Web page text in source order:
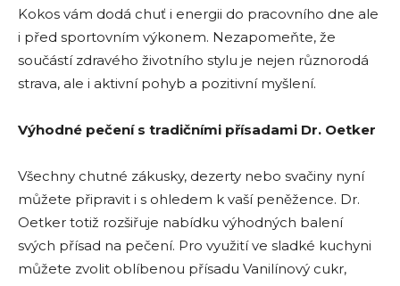
Kokos vám dodá chuť i energii do pracovního dne ale
i před sportovním výkonem. Nezapomeňte, že
součástí zdravého životního stylu je nejen různorodá
strava, ale i aktivní pohyb a pozitivní myšlení.
Výhodné pečení s tradičními přísadami Dr. Oetker
Všechny chutné zákusky, dezerty nebo svačiny nyní
můžete připravit i s ohledem k vaší peněžence. Dr.
Oetker totiž rozšiřuje nabídku výhodných balení
svých přísad na pečení. Pro využití ve sladké kuchyni
můžete zvolit oblíbenou přísadu Vanilínový cukr,